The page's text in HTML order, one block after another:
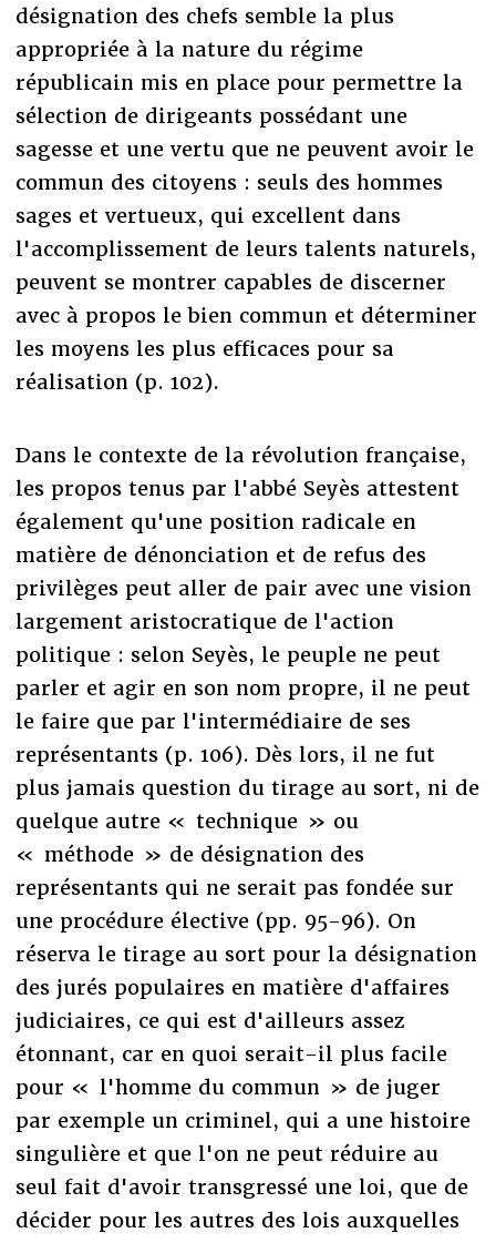
désignation des chefs semble la plus
appropriée à la nature du régime
républicain mis en place pour permettre la
sélection de dirigeants possédant une
sagesse et une vertu que ne peuvent avoir le
commun des citoyens : seuls des hommes
sages et vertueux, qui excellent dans
l'accomplissement de leurs talents naturels,
peuvent se montrer capables de discerner
avec à propos le bien commun et déterminer
les moyens les plus efficaces pour sa
réalisation (p. 102).
Dans le contexte de la révolution française,
les propos tenus par l'abbé Seyès attestent
également qu'une position radicale en
matière de dénonciation et de refus des
privilèges peut aller de pair avec une vision
largement aristocratique de l'action
politique : selon Seyès, le peuple ne peut
parler et agir en son nom propre, il ne peut
le faire que par l'intermédiaire de ses
représentants (p. 106). Dès lors, il ne fut
plus jamais question du tirage au sort, ni de
quelque autre « technique » ou
« méthode » de désignation des
représentants qui ne serait pas fondée sur
une procédure élective (pp. 95-96). On
réserva le tirage au sort pour la désignation
des jurés populaires en matière d'affaires
judiciaires, ce qui est d'ailleurs assez
étonnant, car en quoi serait-il plus facile
pour « l'homme du commun » de juger
par exemple un criminel, qui a une histoire
singulière et que l'on ne peut réduire au
seul fait d'avoir transgressé une loi, que de
décider pour les autres des lois auxquelles